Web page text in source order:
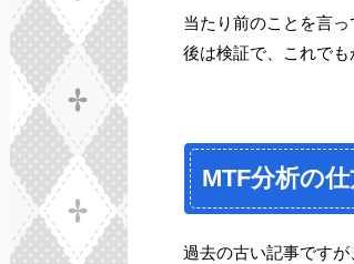
当たり前のことを言
後は検証で、これで
MTF分析の
過去の古い記事です